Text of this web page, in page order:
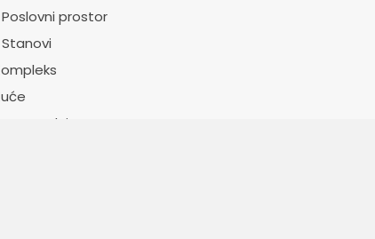
Poslovni prostor
Stanovi
Novogradnja